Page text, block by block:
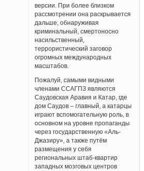
версии. При более близком
рассмотрении она раскрывается
дальше, обнаруживая
криминальный, смертоносно
насильственный,
террористический заговор
огромных международных
масштабов.
Пожалуй, самыми видными
членами ССАГПЗ являются
Саудовская Аравия и Катар, где
дом Саудов – главный, а катарцы
играют вспомогательную роль, в
основном на уровне пропаганды
через государственную «Аль-
Джазиру», а также путём
размещения у себя
региональных штаб-квартир
западных мозговых центров